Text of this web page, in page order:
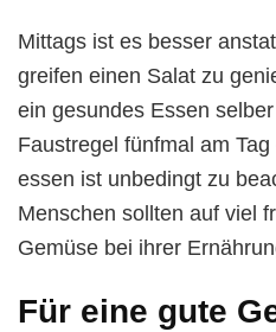
Mittags ist es besser
greifen einen Salat zu
ein gesundes Essen
Faustregel fünfmal am
essen ist unbedingt zu
Menschen sollten auf viel
Gemüse bei ihrer
Für eine gute